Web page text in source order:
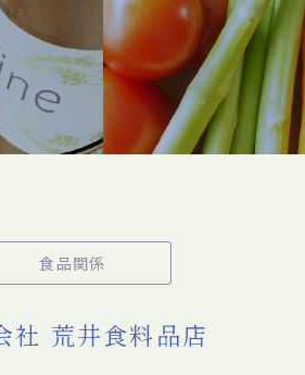
食品関係
社 荒井食料品店